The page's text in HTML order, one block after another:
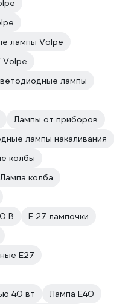
лампы Volpe
лампы
Лампы от приборов
лампы накаливания
колбы
Лампа колба
В
E 27 лампочки
E27
40 вт
Лампа E40